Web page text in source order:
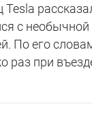
Tesla
с необычной
По его
раз при